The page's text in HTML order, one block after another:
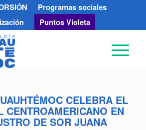
Programas sociales
Puntos Violeta
CELEBRA EL
CENTROAMERICANO EN
DE SOR JUANA